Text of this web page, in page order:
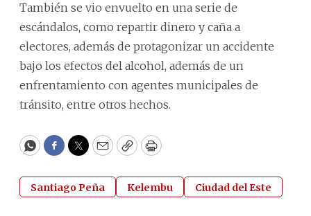
También se vio envuelto en una serie de
escándalos, como repartir dinero y caña a
electores, además de protagonizar un accidente
bajo los efectos del alcohol, además de un
enfrentamiento con agentes municipales de
tránsito, entre otros hechos.
WhatsApp
Facebook
Twitter
EmailCopyPrint
Santiago Peña Kelembu Ciudad del Este